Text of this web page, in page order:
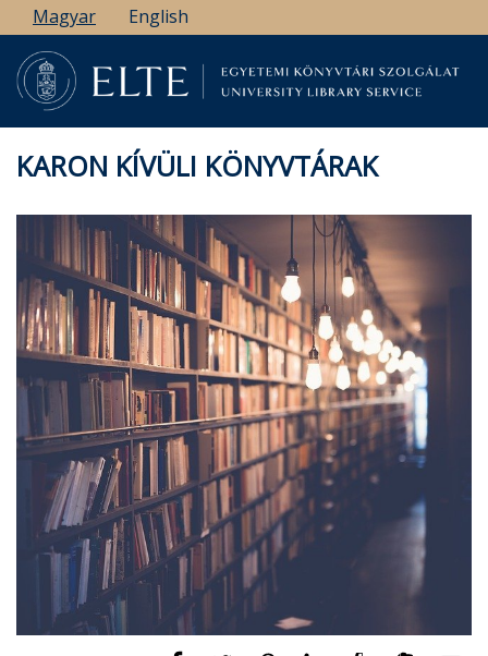
Ugrás
a
tartalomra
Magyar English
KARON KÍVÜLI KÖNYVTÁRAK